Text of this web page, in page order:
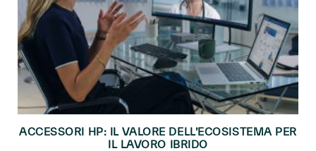
ACCESSORI HP: IL VALORE DELL’ECOSISTEMA PER
IL LAVORO IBRIDO